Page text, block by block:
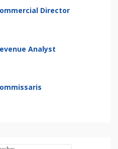
Director
Analyst